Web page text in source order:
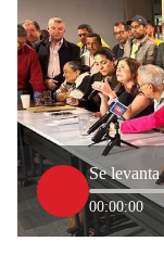
00:00:00